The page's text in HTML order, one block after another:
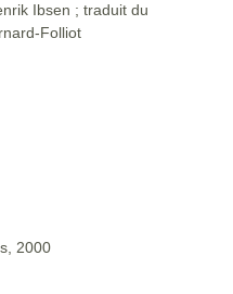
Ibsen ; traduit du
Folliot
2000